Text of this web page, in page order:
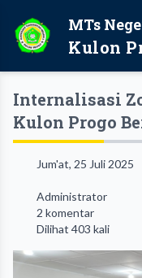
MTs
Kulon
Internalisasi
Kulon Progo
Jum'at, 25 Juli 2025
Administrator
2 komentar
Dilihat 403 kali